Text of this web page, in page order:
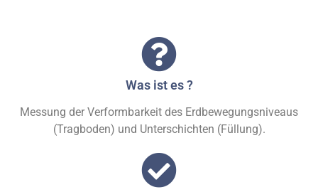
Was ist es ?
Messung der Verformbarkeit des Erdbewegungsniveaus
(Tragboden) und Unterschichten (Füllung).